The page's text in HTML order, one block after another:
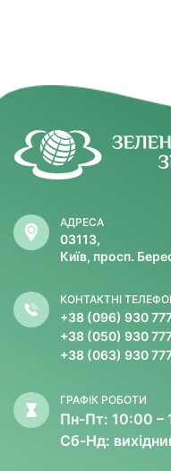
АДРЕСА
03113,
Київ, просп.
КОНТАКТНІ
+38 (096) 930
+38 (050) 930
+38 (063) 930
ГРАФІК РОБОТИ
Пн-Пт: 10:00 –
Сб-Нд: